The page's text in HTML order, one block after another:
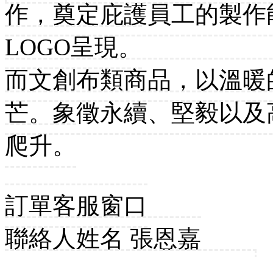
作，奠定庇護員工的製
LOGO呈現。
而文創布類商品，以溫
芒。象徵永續、堅毅以
爬升。
訂單客服窗口
聯絡人姓名 張恩嘉